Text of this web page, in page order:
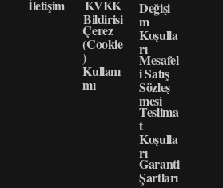
İletişim KVKK
Bildirisi
Çerez
(Cookie
)
Kullanı
mı
Değişi
m
Koşulla
rı
Mesafel
i Satış
Sözleş
mesi
Teslima
t
Koşulla
rı
Garanti
Şartları